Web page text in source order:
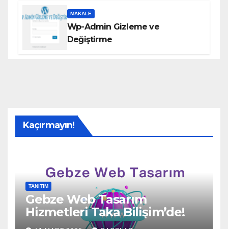
MAKALE
Wp-Admin Gizleme ve
Değiştirme
Kaçırmayın!
TANITIM
Gebze Web Tasarım
Hizmetleri Taka Bilişim’de!